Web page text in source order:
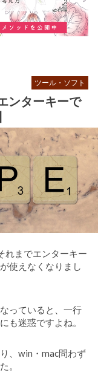
ツール・ソフト
ンターキーで
れまでエンターキー
使えなくなりまし
っていると、一行
も迷惑ですよね。
、win・mac問わず
。